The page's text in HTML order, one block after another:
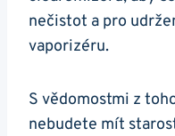
nečistot a pro
vaporizéru.
S vědomostmi z
nebudete mít